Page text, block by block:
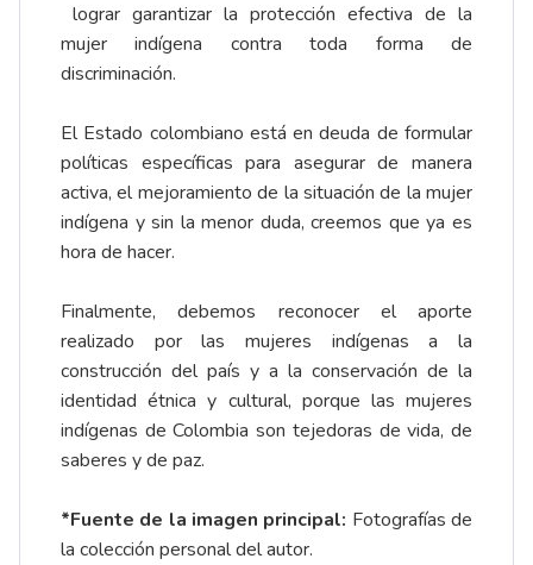
lograr garantizar la protección efectiva de la
mujer indígena contra toda forma de
discriminación.
El Estado colombiano está en deuda de formular
políticas específicas para asegurar de manera
activa, el mejoramiento de la situación de la mujer
indígena y sin la menor duda, creemos que ya es
hora de hacer.
Finalmente, debemos reconocer el aporte
realizado por las mujeres indígenas a la
construcción del país y a la conservación de la
identidad étnica y cultural, porque las mujeres
indígenas de Colombia son tejedoras de vida, de
saberes y de paz.
*Fuente de la imagen principal: Fotografías de
la colección personal del autor.